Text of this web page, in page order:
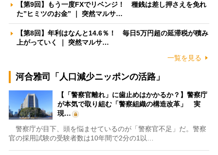
【第9回】もう一度FXでリベンジ！ 種銭は差し押さえを免れ
た”ヒミツのお金” ｜ 突然マルサ…
【第8回】年利はなんと14.6％！ 毎日5万円超の延滞税が積み
上がっていく ｜ 突然マルサ…
一覧を見る
河合雅司「人口減少ニッポンの活路」
【「警察官離れ」に歯止めはかかるか？】警察庁
が本気で取り組む「警察組織の構造改革」 実
現…
警察庁が目下、頭を悩ませているのが「警察官不足」だ。警察
官の採用試験の受験者数は10年間で2分の1以…